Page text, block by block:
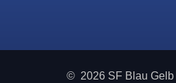
© 2026 SF Blau Gelb